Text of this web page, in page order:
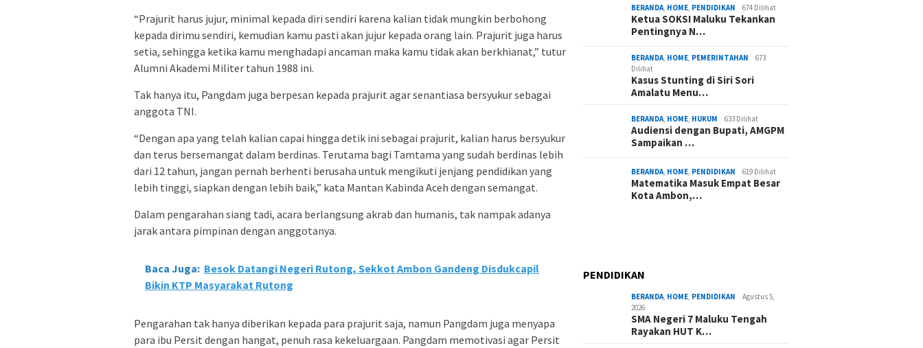
“Prajurit harus jujur, minimal kepada diri sendiri karena kalian tidak mungkin berbohong
kepada dirimu sendiri, kemudian kamu pasti akan jujur kepada orang lain. Prajurit juga harus
setia, sehingga ketika kamu menghadapi ancaman maka kamu tidak akan berkhianat,” tutur
Alumni Akademi Militer tahun 1988 ini.
Tak hanya itu, Pangdam juga berpesan kepada prajurit agar senantiasa bersyukur sebagai
anggota TNI.
“Dengan apa yang telah kalian capai hingga detik ini sebagai prajurit, kalian harus bersyukur
dan terus bersemangat dalam berdinas. Terutama bagi Tamtama yang sudah berdinas lebih
dari 12 tahun, jangan pernah berhenti berusaha untuk mengikuti jenjang pendidikan yang
lebih tinggi, siapkan dengan lebih baik,” kata Mantan Kabinda Aceh dengan semangat.
Dalam pengarahan siang tadi, acara berlangsung akrab dan humanis, tak nampak adanya
jarak antara pimpinan dengan anggotanya.
Baca Juga: Besok Datangi Negeri Rutong, Sekkot Ambon Gandeng Disdukcapil
Bikin KTP Masyarakat Rutong
Pengarahan tak hanya diberikan kepada para prajurit saja, namun Pangdam juga menyapa
para ibu Persit dengan hangat, penuh rasa kekeluargaan. Pangdam memotivasi agar Persit
BERANDA HOME PENDIDIKAN 674 Dilihat
Ketua SOKSI Maluku Tekankan
Pentingnya N…
BERANDA HOME PEMERINTAHAN
673
Dilihat
Kasus Stunting di Siri Sori
Amalatu Menu…
BERANDA HOME HUKUM 633 Dilihat
Audiensi dengan Bupati, AMGPM
Sampaikan …
BERANDA HOME PENDIDIKAN 619 Dilihat
Matematika Masuk Empat Besar
Kota Ambon,…
PENDIDIKAN
BERANDA HOME PENDIDIKAN
Agustus 5,
2026
SMA Negeri 7 Maluku Tengah
Rayakan HUT K…